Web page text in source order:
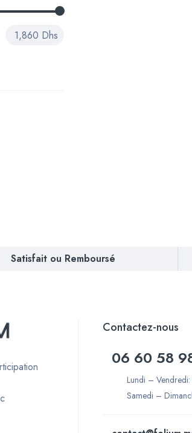
1,860 Dhs
Satisfait ou Remboursé
Contactez-nous
06 60 58
Lundi –
Samedi –